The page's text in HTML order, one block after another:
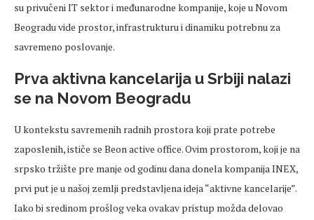
su privučeni IT sektor i međunarodne kompanije, koje u Novom
Beogradu vide prostor, infrastrukturu i dinamiku potrebnu za
savremeno poslovanje.
Prva aktivna kancelarija u Srbiji nalazi
se na Novom Beogradu
U kontekstu savremenih radnih prostora koji prate potrebe
zaposlenih, ističe se Beonactive office. Ovim prostorom, koji je na
srpsko tržište pre manje od godinu danadonelakompanija INEX,
prvi put je u našoj zemlji predstavljena ideja “aktivne kancelarije”.
Iako bi sredinom prošlogvekaovakav pristup moždadelovao